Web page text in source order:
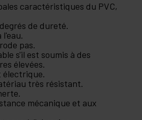
caractéristiques du PVC,
de dureté.
l'eau.
pas.
s'il est soumis à des
élevées.
électrique.
très résistant.
mécanique et aux